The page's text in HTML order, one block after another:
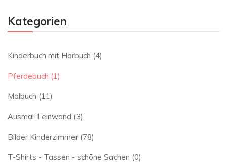
Kategorien
Kinderbuch mit Hörbuch (4)
Pferdebuch (1)
Malbuch (11)
Ausmal-Leinwand (3)
Bilder Kinderzimmer (78)
T-Shirts - Tassen - schöne Sachen (0)